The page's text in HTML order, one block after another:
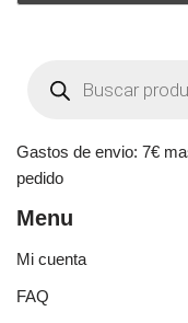
Gastos de envio: 7€
pedido
Menu
Mi cuenta
FAQ